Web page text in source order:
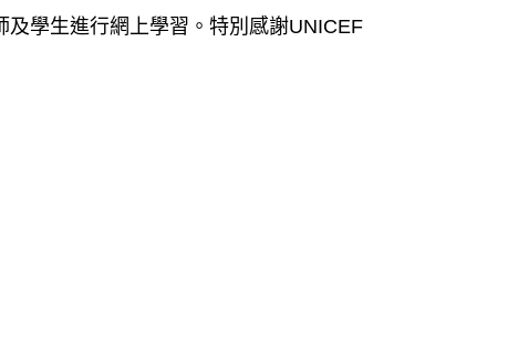
學生進行網上學習。特別感謝UNICEF